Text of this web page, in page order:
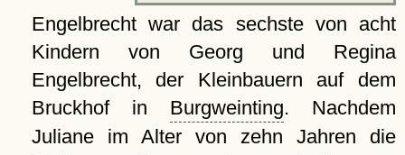
Engelbrecht war das sechste von acht
Kindern von Georg und Regina
Engelbrecht, der Kleinbauern auf dem
Bruckhof in Burgweinting. Nachdem
Juliane im Alter von zehn Jahren die